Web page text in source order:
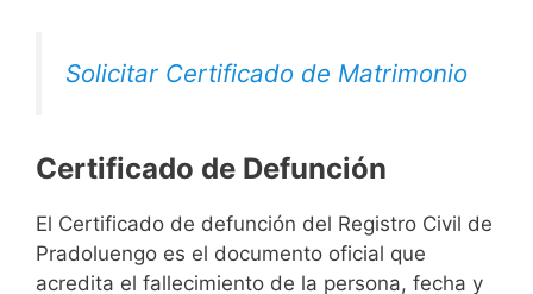
Solicitar Certificado de Matrimonio
Certificado de Defunción
El Certificado de defunción del Registro Civil de
Pradoluengo es el documento oficial que
acredita el fallecimiento de la persona, fecha y